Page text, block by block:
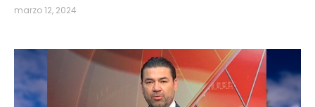
marzo 12, 2024